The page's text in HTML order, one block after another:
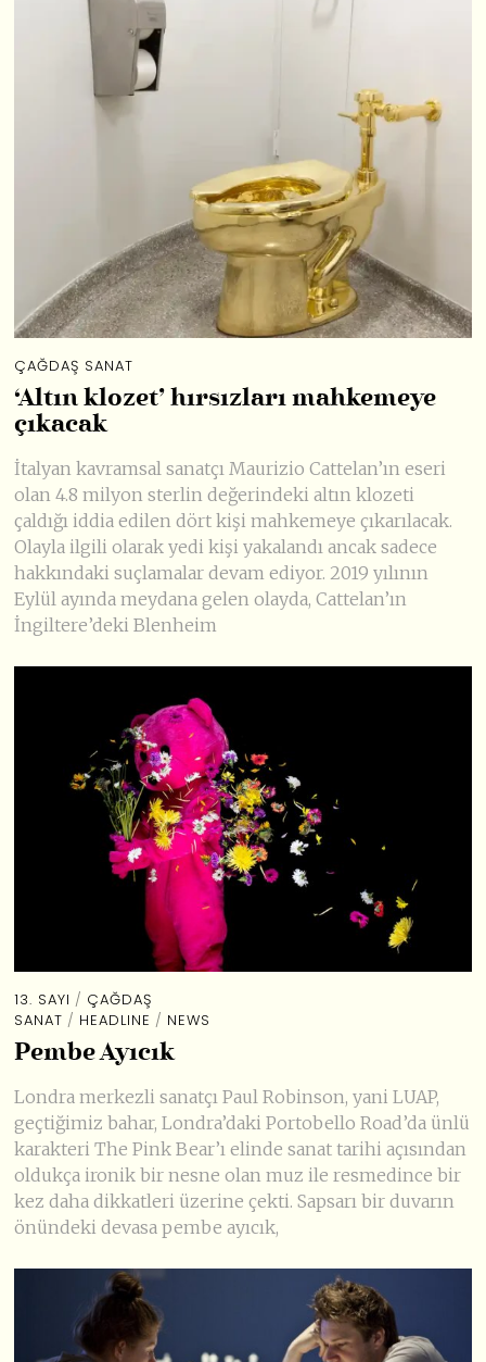
ÇAĞDAŞ SANAT
‘Altın klozet’ hırsızları mahkemeye
çıkacak
İtalyan kavramsal sanatçı Maurizio Cattelan’ın eseri
olan 4.8 milyon sterlin değerindeki altın klozeti
çaldığı iddia edilen dört kişi mahkemeye çıkarılacak.
Olayla ilgili olarak yedi kişi yakalandı ancak sadece
hakkındaki suçlamalar devam ediyor. 2019 yılının
Eylül ayında meydana gelen olayda, Cattelan’ın
İngiltere’deki Blenheim
13. SAYI / ÇAĞDAŞ
SANAT / HEADLINE / NEWS
Pembe Ayıcık
Londra merkezli sanatçı Paul Robinson, yani LUAP,
geçtiğimiz bahar, Londra’daki Portobello Road’da ünlü
karakteri The Pink Bear’ı elinde sanat tarihi açısından
oldukça ironik bir nesne olan muz ile resmedince bir
kez daha dikkatleri üzerine çekti. Sapsarı bir duvarın
önündeki devasa pembe ayıcık,